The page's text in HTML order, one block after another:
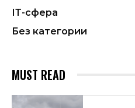
ІТ-сфера
Без категории
MUST READ